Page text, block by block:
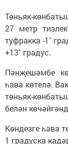
Төньяк-
27 метр
туфракка -1˚
+13˚ градус.
Пәнҗешәмбе
һава көтелә.
төньяк-
белән
Көндезге һава
1 градуска